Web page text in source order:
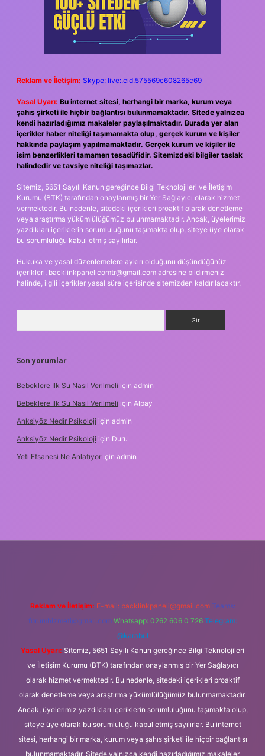
Reklam ve İletişim: Skype: live:.cid.575569c608265c69
Yasal Uyarı: Bu internet sitesi, herhangi bir marka, kurum veya
şahıs şirketi ile hiçbir bağlantısı bulunmamaktadır. Sitede yalnızca
kendi hazırladığımız makaleler paylaşılmaktadır. Burada yer alan
içerikler haber niteliği taşımamakta olup, gerçek kurum ve kişiler
hakkında paylaşım yapılmamaktadır. Gerçek kurum ve kişiler ile
isim benzerlikleri tamamen tesadüfidir. Sitemizdeki bilgiler taslak
halindedir ve tavsiye niteliği taşımazlar.
Sitemiz, 5651 Sayılı Kanun gereğince Bilgi Teknolojileri ve İletişim
Kurumu (BTK) tarafından onaylanmış bir Yer Sağlayıcı olarak hizmet
vermektedir. Bu nedenle, sitedeki içerikleri proaktif olarak denetleme
veya araştırma yükümlülüğümüz bulunmamaktadır. Ancak, üyelerimiz
yazdıkları içeriklerin sorumluluğunu taşımakta olup, siteye üye olarak
bu sorumluluğu kabul etmiş sayılırlar.
Hukuka ve yasal düzenlemelere aykırı olduğunu düşündüğünüz
içerikleri, backlinkpanelicomtr@gmail.com adresine bildirmeniz
halinde, ilgili içerikler yasal süre içerisinde sitemizden kaldırılacaktır.
Son yorumlar
Bebeklere Ilk Su Nasıl Verilmeli için admin
Bebeklere Ilk Su Nasıl Verilmeli için Alpay
Anksiyöz Nedir Psikoloji için admin
Anksiyöz Nedir Psikoloji için Duru
Yeti Efsanesi Ne Anlatıyor için admin
Reklam ve İletişim: E-mail: backlinkpaneli@gmail.com Teams:
forumhizmeti@gmail.com Whatsapp: 0262 606 0 726 Telegram:
@karabul
Yasal Uyarı: Sitemiz, 5651 Sayılı Kanun gereğince Bilgi Teknolojileri
ve İletişim Kurumu (BTK) tarafından onaylanmış bir Yer Sağlayıcı
olarak hizmet vermektedir. Bu nedenle, sitedeki içerikleri proaktif
olarak denetleme veya araştırma yükümlülüğümüz bulunmamaktadır.
Ancak, üyelerimiz yazdıkları içeriklerin sorumluluğunu taşımakta olup,
siteye üye olarak bu sorumluluğu kabul etmiş sayılırlar. Bu internet
sitesi, herhangi bir marka, kurum veya şahıs şirketi ile hiçbir bağlantısı
bulunmamaktadır. Sitede yalnızca kendi hazırladığımız makaleler